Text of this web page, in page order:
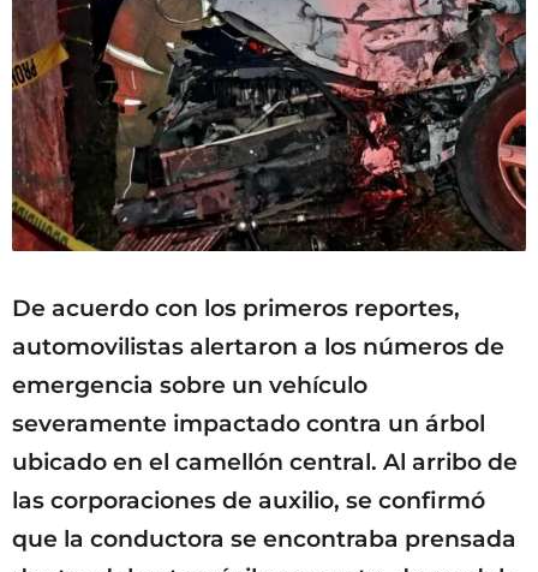
De acuerdo con los primeros reportes,
automovilistas alertaron a los números de
emergencia sobre un vehículo
severamente impactado contra un árbol
ubicado en el camellón central. Al arribo de
las corporaciones de auxilio, se confirmó
que la conductora se encontraba prensada